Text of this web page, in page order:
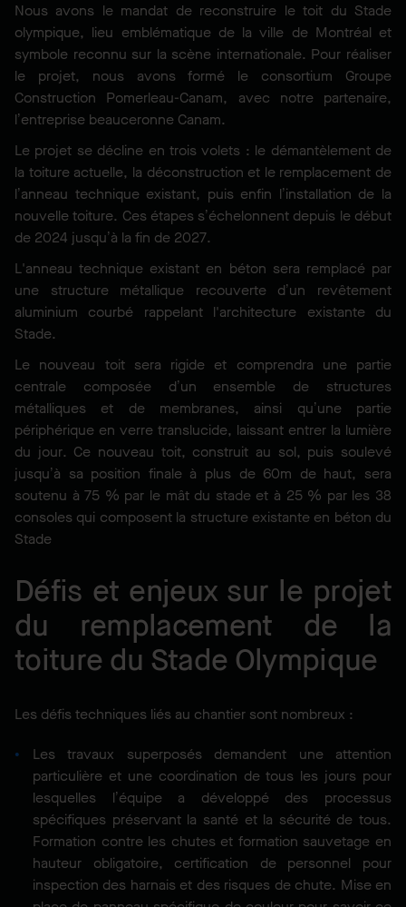
Nous avons le mandat de reconstruire le toit du Stade
olympique, lieu emblématique de la ville de Montréal et
symbole reconnu sur la scène internationale. Pour réaliser
le projet, nous avons formé le consortium Groupe
Construction Pomerleau-Canam, avec notre partenaire,
l’entreprise beauceronne Canam.
Le projet se décline en trois volets : le démantèlement de
la toiture actuelle, la déconstruction et le remplacement de
l’anneau technique existant, puis enfin l’installation de la
nouvelle toiture. Ces étapes s’échelonnent depuis le début
de 2024 jusqu’à la fin de 2027.
L'anneau technique existant en béton sera remplacé par
une structure métallique recouverte d’un revêtement
aluminium courbé rappelant l'architecture existante du
Stade.
Le nouveau toit sera rigide et comprendra une partie
centrale composée d’un ensemble de structures
métalliques et de membranes, ainsi qu’une partie
périphérique en verre translucide, laissant entrer la lumière
du jour. Ce nouveau toit, construit au sol, puis soulevé
jusqu’à sa position finale à plus de 60m de haut, sera
soutenu à 75 % par le mât du stade et à 25 % par les 38
consoles qui composent la structure existante en béton du
Stade
Défis et enjeux sur le projet
du remplacement de la
toiture du Stade Olympique
Les défis techniques liés au chantier sont nombreux :
Les travaux superposés demandent une attention
particulière et une coordination de tous les jours pour
lesquelles l’équipe a développé des processus
spécifiques préservant la santé et la sécurité de tous.
Formation contre les chutes et formation sauvetage en
hauteur obligatoire, certification de personnel pour
inspection des harnais et des risques de chute. Mise en